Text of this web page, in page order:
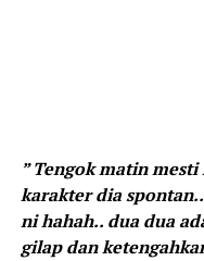
” Tengok matin
karakter dia
ni hahah.. dua dua
gilap dan